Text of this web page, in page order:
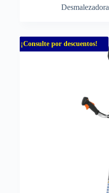
Desmalezadora
¡Consulte por descuentos!